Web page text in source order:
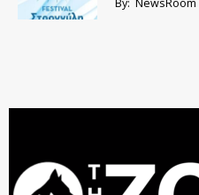
By: NewsRoom